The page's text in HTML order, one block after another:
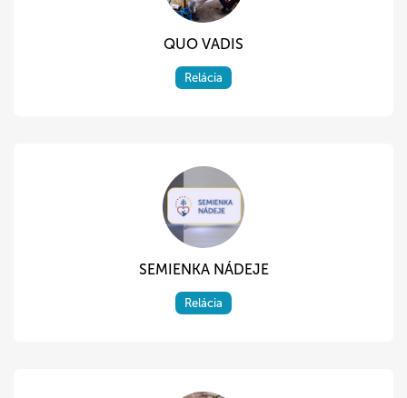
QUO VADIS
Relácia
SEMIENKA NÁDEJE
Relácia